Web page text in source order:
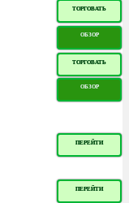
ТОРГОВАТЬ
ОБЗОР
ТОРГОВАТЬ
ОБЗОР
ПЕРЕЙТИ
ПЕРЕЙТИ